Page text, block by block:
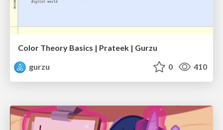
Color Theory Basics | Prateek | Gurzu
gurzu
0 410